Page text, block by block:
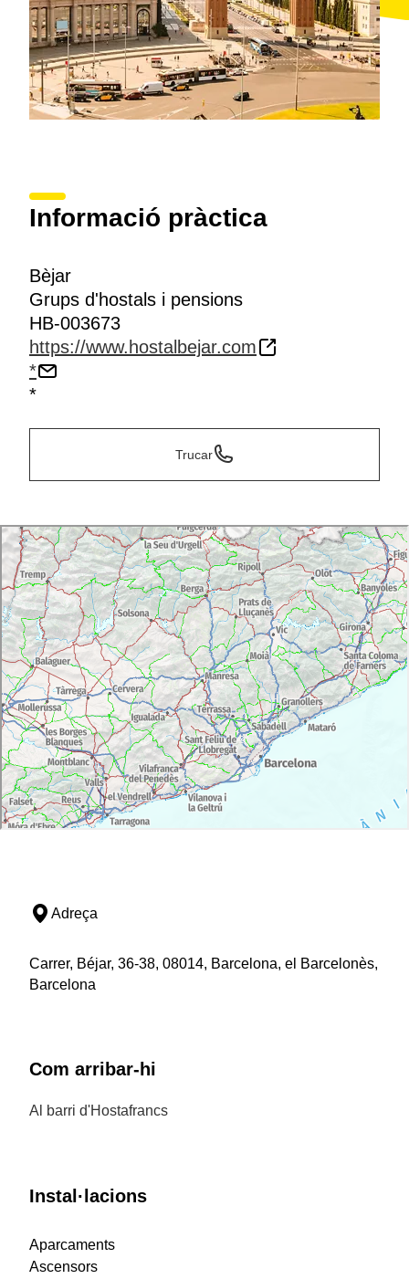
Informació pràctica
Bèjar
Grups d'hostals i pensions
HB-003673
https://www.hostalbejar.com
*
*
Trucar
Adreça
Carrer, Béjar, 36-38, 08014, Barcelona, el Barcelonès,
Barcelona
Com arribar-hi
Al barri d'Hostafrancs
Instal·lacions
Aparcaments
Ascensors